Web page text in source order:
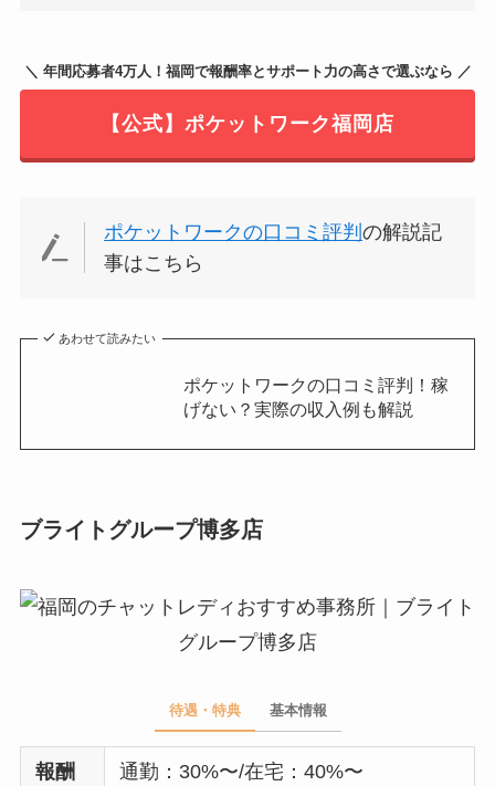
＼ 年間応募者4万人！福岡で報酬率とサポート力の高さで選ぶなら ／
【公式】ポケットワーク福岡店
ポケットワークの口コミ評判の解説記
事はこちら
あわせて読みたい
ポケットワークの口コミ評判！稼
げない？実際の収入例も解説
ブライトグループ博多店
待遇・特典 基本情報
報酬
通勤：30%〜/在宅：40%〜